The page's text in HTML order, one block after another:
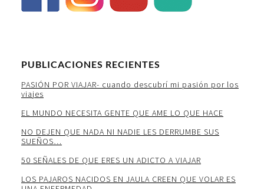
PUBLICACIONES RECIENTES
PASIÓN POR VIAJAR- cuando descubrí mi pasión por los
viajes
EL MUNDO NECESITA GENTE QUE AME LO QUE HACE
NO DEJEN QUE NADA NI NADIE LES DERRUMBE SUS
SUEÑOS…
50 SEÑALES DE QUE ERES UN ADICTO A VIAJAR
LOS PAJAROS NACIDOS EN JAULA CREEN QUE VOLAR ES